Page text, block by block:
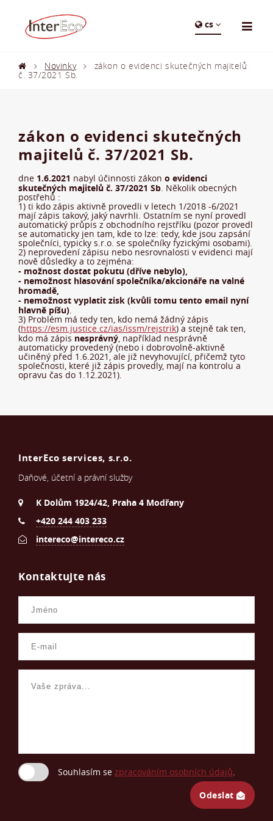
cs
Novinky
zákon o evidenci skutečných majitelů
č. 37/2021 Sb.
zákon o evidenci skutečných
majitelů č. 37/2021 Sb.
dne 1.6.2021 nabyl účinnosti zákon o evidenci
skutečných majitelů č. 37/2021 Sb . Několik obecných
postřehů :
1) ti kdo zápis aktivně provedli v letech 1/2018 -6/2021
mají zápis takový, jaký navrhli. Ostatním se nyní provedl
automatický průpis z obchodního rejstříku (pozor provedl
se automaticky jen tam, kde to lze: tedy, kde jsou zapsání
společníci, typicky s.r.o. se společníky fyzickými osobami).
2) neprovedení zápisu nebo nesrovnalosti v evidenci mají
nově důsledky a to zejména:
- možnost dostat pokutu (dříve nebylo),
- nemožnost hlasování společníka/akcionáře na valné
hromadě,
- nemožnost vyplatit zisk (kvůli tomu tento email nyní
hlavně píšu)
3) Problém má tedy ten, kdo nemá žádný zápis
(https://esm.justice.cz/ias/issm/rejstrik) a stejně tak ten,
kdo má zápis nesprávný , například nesprávně
automaticky provedený (nebo i dobrovolně-aktivně
učiněný před 1.6.2021, ale již nevyhovující, přičemž tyto
společnosti, které již zápis provedly, mají na kontrolu a
opravu čas do 1.12.2021).
InterEco services, s.r.o.
Daňové, účetní a právní služby
K Dolům 1924/42, Praha 4 Modřany
+420 244 403 233
intereco@intereco.cz
Kontaktujte nás
Souhlasím se zpracováním osobních údajů.
Odeslat